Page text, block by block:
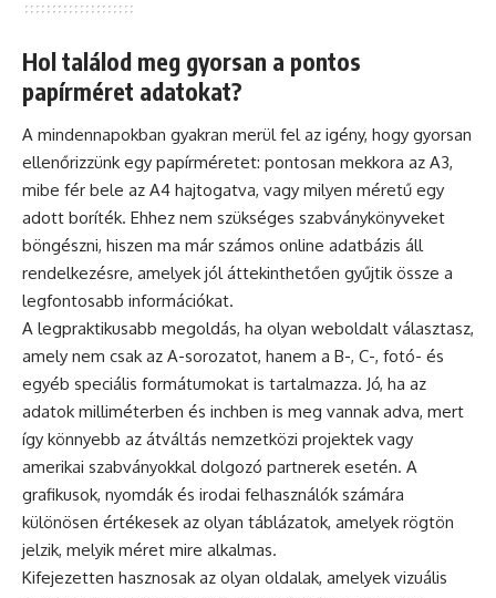
Hol találod meg gyorsan a pontos
papírméret adatokat?
A mindennapokban gyakran merül fel az igény, hogy gyorsan
ellenőrizzünk egy papírméretet: pontosan mekkora az A3,
mibe fér bele az A4 hajtogatva, vagy milyen méretű egy
adott boríték. Ehhez nem szükséges szabványkönyveket
böngészni, hiszen ma már számos online adatbázis áll
rendelkezésre, amelyek jól áttekinthetően gyűjtik össze a
legfontosabb információkat.
A legpraktikusabb megoldás, ha olyan weboldalt választasz,
amely nem csak az A-sorozatot, hanem a B-, C-, fotó- és
egyéb speciális formátumokat is tartalmazza. Jó, ha az
adatok milliméterben és inchben is meg vannak adva, mert
így könnyebb az átváltás nemzetközi projektek vagy
amerikai szabványokkal dolgozó partnerek esetén. A
grafikusok, nyomdák és irodai felhasználók számára
különösen értékesek az olyan táblázatok, amelyek rögtön
jelzik, melyik méret mire alkalmas.
Kifejezetten hasznosak az olyan oldalak, amelyek vizuális